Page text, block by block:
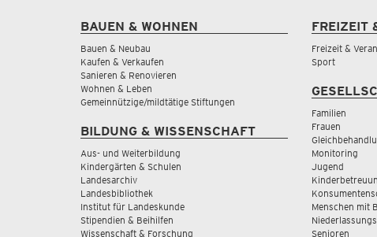
BAUEN & WOHNEN
Bauen & Neubau
Kaufen & Verkaufen
Sanieren & Renovieren
Wohnen & Leben
Gemeinnützige/mildtätige Stiftungen
BILDUNG & WISSENSCHAFT
Aus- und Weiterbildung
Kindergärten & Schulen
Landesarchiv
Landesbibliothek
Institut für Landeskunde
Stipendien & Beihilfen
Wissenschaft & Forschung
FREIZEIT
Freizeit &
Sport
Familien
Frauen
Monitoring
Jugend
Menschen mit
Senioren